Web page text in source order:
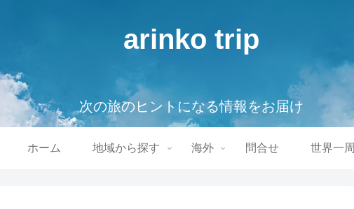
arinko trip
次の旅のヒントになる情報をお届け
ホーム 地域から探す 海外 問合せ 世界一周